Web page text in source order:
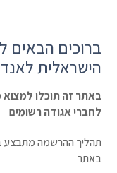
הרשמה ועדכון נתונים
ראשי » תעוד מפגש »
תרופה “נשית”
ברוכים הבאים
הישראלית
באתר זה תוכלו למצוא
לחברי אגודה רשומים
תהליך ההרשמה מתבצע
באתר